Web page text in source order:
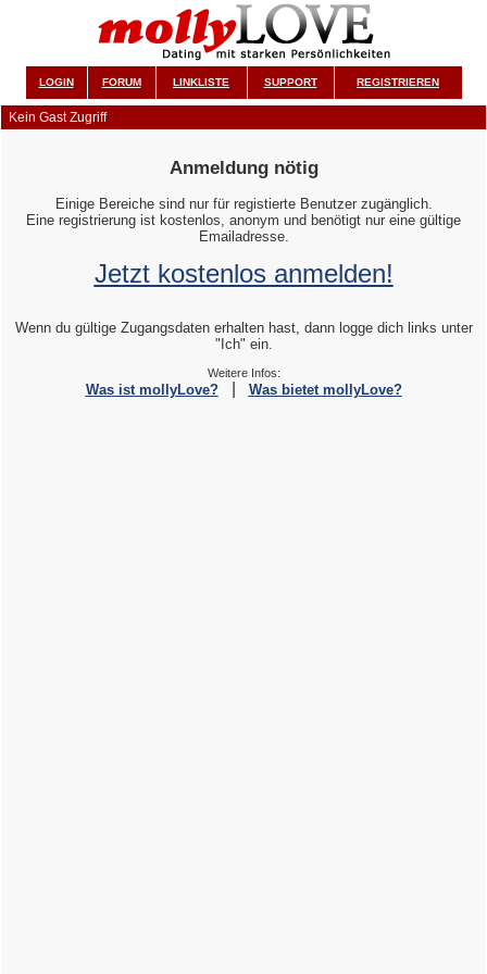
LOGIN FORUM LINKLISTE SUPPORT REGISTRIEREN
Kein Gast Zugriff
Anmeldung nötig
Einige Bereiche sind nur für registierte Benutzer zugänglich.
Eine registrierung ist kostenlos, anonym und benötigt nur eine gültige
Emailadresse.
Jetzt kostenlos anmelden!
Wenn du gültige Zugangsdaten erhalten hast, dann logge dich links unter
"Ich" ein.
Weitere Infos:
Was ist mollyLove?| Was bietet mollyLove?